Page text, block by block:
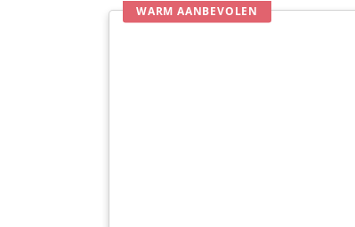
WARM AANBEVOLEN